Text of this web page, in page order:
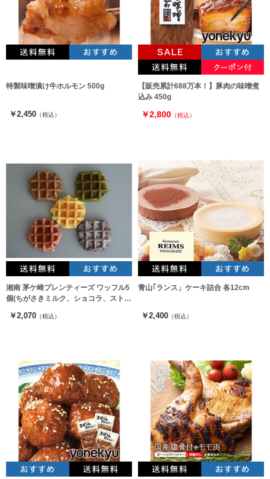
特製味噌漬け牛ホルモン 500g
￥2,450 （税込）
【販売累計688万本！】豚肉の味噌煮
込み 450g
￥2,800 （税込）
湘南 茅ケ崎プレンティーズ ワッフル5
個(ちがさきミルク、ショコラ、ストロ
￥2,070 （税込）
青山｢ランス」ケーキ詰合 各12cm
￥2,400 （税込）